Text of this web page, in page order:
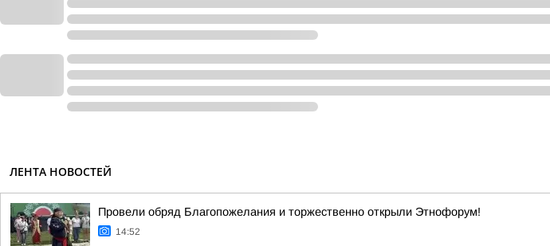
ЛЕНТА НОВОСТЕЙ
Провели обряд Благопожелания и торжественно открыли Этнофорум!
14:52